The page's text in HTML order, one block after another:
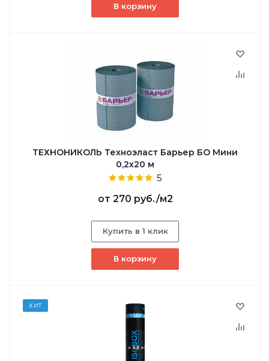
В корзину
ТЕХНОНИКОЛЬ Техноэласт Барьер БО Мини
0,2х20 м
5
от 270 руб./м2
Купить в 1 клик
В корзину
ХИТ